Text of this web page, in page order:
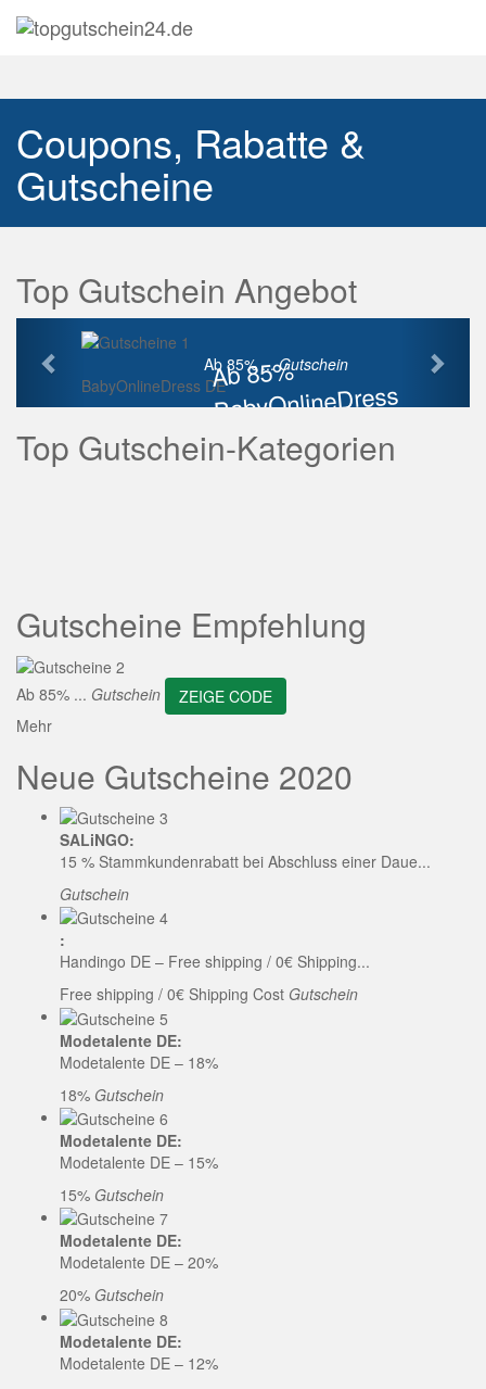
Coupons, Rabatte &
Gutscheine
Top Gutschein Angebot
Ab 85%
BabyOnlineDress
Rabatt
Ab 85% ...Gutschein
BabyOnlineDress DE
Vorherige
Top Gutschein-Kategorien
Gutscheine Empfehlung
Ab 85% ... Gutschein
ZEIGE CODE
Mehr
Neue Gutscheine 2020
SALiNGO:
15 % Stammkundenrabatt bei Abschluss einer Daue...
Gutschein
:
Handingo DE – Free shipping / 0€ Shipping...
Free shipping / 0€ Shipping Cost Gutschein
Modetalente DE:
Modetalente DE – 18%
18% Gutschein
Modetalente DE:
Modetalente DE – 15%
15% Gutschein
Modetalente DE:
Modetalente DE – 20%
20% Gutschein
Modetalente DE:
Modetalente DE – 12%